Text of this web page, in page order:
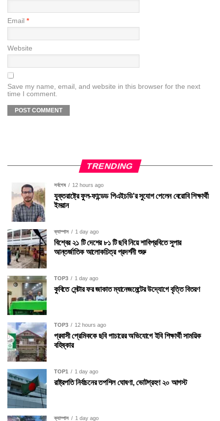
Email *
Website
Save my name, email, and website in this browser for the next
time I comment.
TRENDING
সর্বশেষ 12 hours ago
যুক্তরাষ্ট্রে ফুল-ফান্ডেড পিএইচডি’র সুযোগ পেলেন বেরোবি শিক্ষার্থী
ইমরান
ক্যাম্পাস 1 day ago
বিশ্বের ২১ টি দেশের ৮১ টি ছবি নিয়ে শাবিপ্রবিতে সুপার
আন্তর্জাতিক আলোকচিত্র প্রদর্শনী শুরু
TOP3 1 day ago
কুবিতে সেন্টার ফর জাকাত ম্যানেজমেন্টের উদ্যোগে বৃত্তি বিতরণ
TOP3 12 hours ago
প্রবাসী প্রেমিককে ছবি পাচারের অভিযোগে ইবি শিক্ষার্থী সাময়িক
বহিষ্কার
TOP1 1 day ago
রাষ্ট্রপতি নির্বাচনের তপশিল ঘোষণা, ভোটগ্রহণ ২০ আগস্ট
ক্যাম্পাস 1 day ago